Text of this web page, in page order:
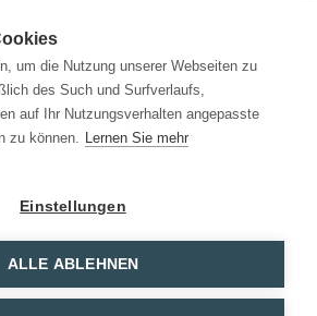
um die Nutzung unserer Webseiten zu
des Such und Surfverlaufs,
auf Ihr Nutzungsverhalten angepasste
zu können. Lernen Sie mehr
Einstellungen
ALLE ABLEHNEN